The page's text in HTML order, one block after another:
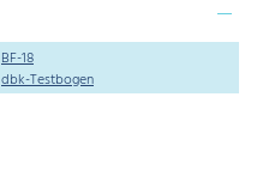
BF-18
dbk-Testbogen